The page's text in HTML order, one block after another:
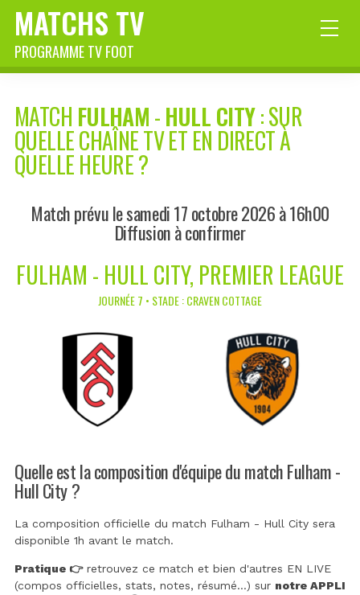
MATCHS TV
PROGRAMME TV FOOT
MATCH FULHAM-HULL CITY: SUR
QUELLE CHAÎNE TV ET EN DIRECT À
QUELLE HEURE ?
Match prévu le samedi 17 octobre 2026 à 16h00
Diffusion à confirmer
FULHAM - HULL CITY, PREMIER LEAGUE
JOURNÉE 7 • STADE : CRAVEN COTTAGE
Quelle est la composition d'équipe du match Fulham -
Hull City ?
La composition officielle du match Fulham - Hull City sera
disponible 1h avant le match.
Pratique 👉retrouvez ce match et bien d'autres EN LIVE
(compos officielles, stats, notes, résumé...) sur notre APPLI